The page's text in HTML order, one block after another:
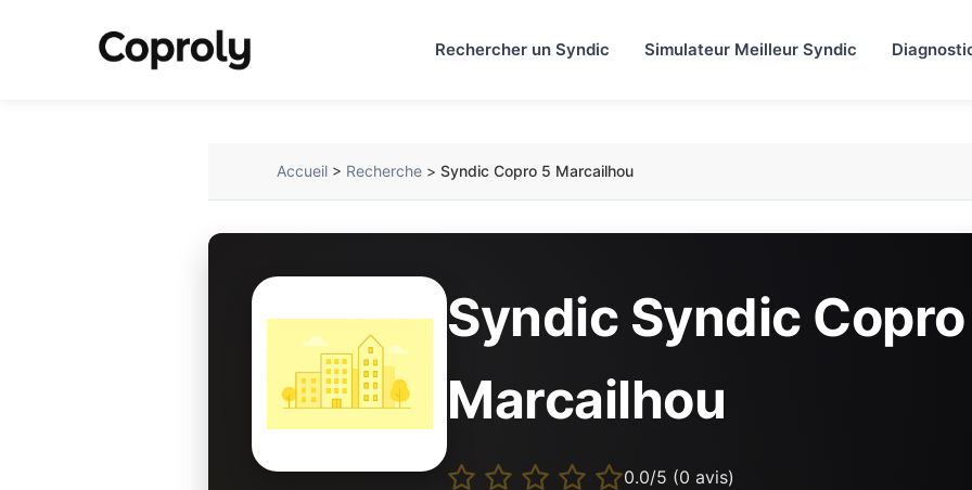
Rechercher un Syndic Simulateur Meilleur Syndic
Accueil > Recherche > Syndic Copro 5 Marcailhou
Syndic Syndic
Marcailhou
0.0/5 (0 avis)